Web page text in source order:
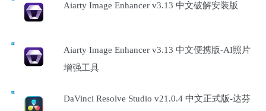
Aiarty Image Enhancer v3.13 中文破解安装版
Aiarty Image Enhancer v3.13 中文便携版-AI照片
增强工具
DaVinci Resolve Studio v21.0.4 中文正式版-达芬